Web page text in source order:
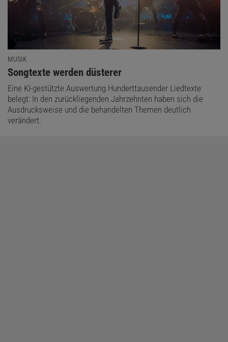
MUSIK
:
Songtexte werden düsterer
Eine KI-gestützte Auswertung Hunderttausender Liedtexte
belegt: In den zurückliegenden Jahrzehnten haben sich die
Ausdrucksweise und die behandelten Themen deutlich
verändert.